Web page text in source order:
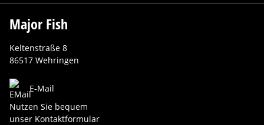
Major Fish
Keltenstraße 8
86517 Wehringen
E-Mail
Nutzen Sie bequem
unser Kontaktformular